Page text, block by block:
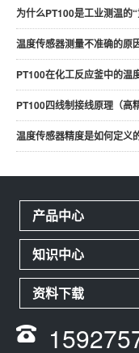
为什么PT100是工业测温的
温度传感器测量不准确的原
PT100在化工反应釜中的温
PT100四线制接线原理（高
温度传感器精度是如何定义
产品中心
知识中心
资料下载